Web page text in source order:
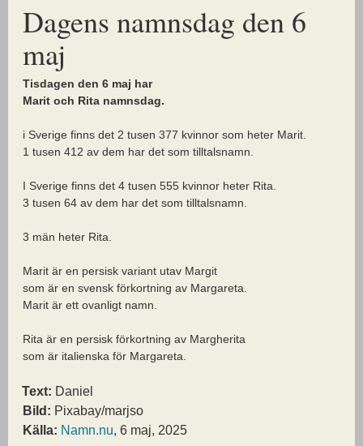
Dagens namnsdag den 6
maj
Tisdagen den 6 maj har
Marit och Rita namnsdag.
i Sverige finns det 2 tusen 377 kvinnor som heter Marit.
1 tusen 412 av dem har det som tilltalsnamn.
I Sverige finns det 4 tusen 555 kvinnor heter Rita.
3 tusen 64 av dem har det som tilltalsnamn.
3 män heter Rita.
Marit är en persisk variant utav Margit
som är en svensk förkortning av Margareta.
Marit är ett ovanligt namn.
Rita är en persisk förkortning av Margherita
som är italienska för Margareta.
Text: Daniel
Bild: Pixabay/marjso
Källa: Namn.nu, 6 maj, 2025